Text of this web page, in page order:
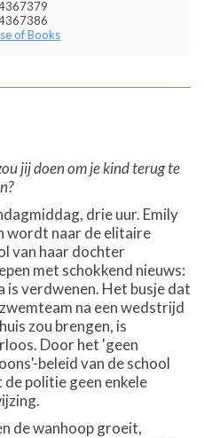
of Books
jij doen om je kind terug te
drie uur. Emily
wordt naar de elitaire
van haar dochter
met schokkend nieuws:
is verdwenen. Het busje dat
na een wedstrijd
zou brengen, is
Door het 'geen
beleid van de school
de politie geen enkele
de wanhoop groeit,